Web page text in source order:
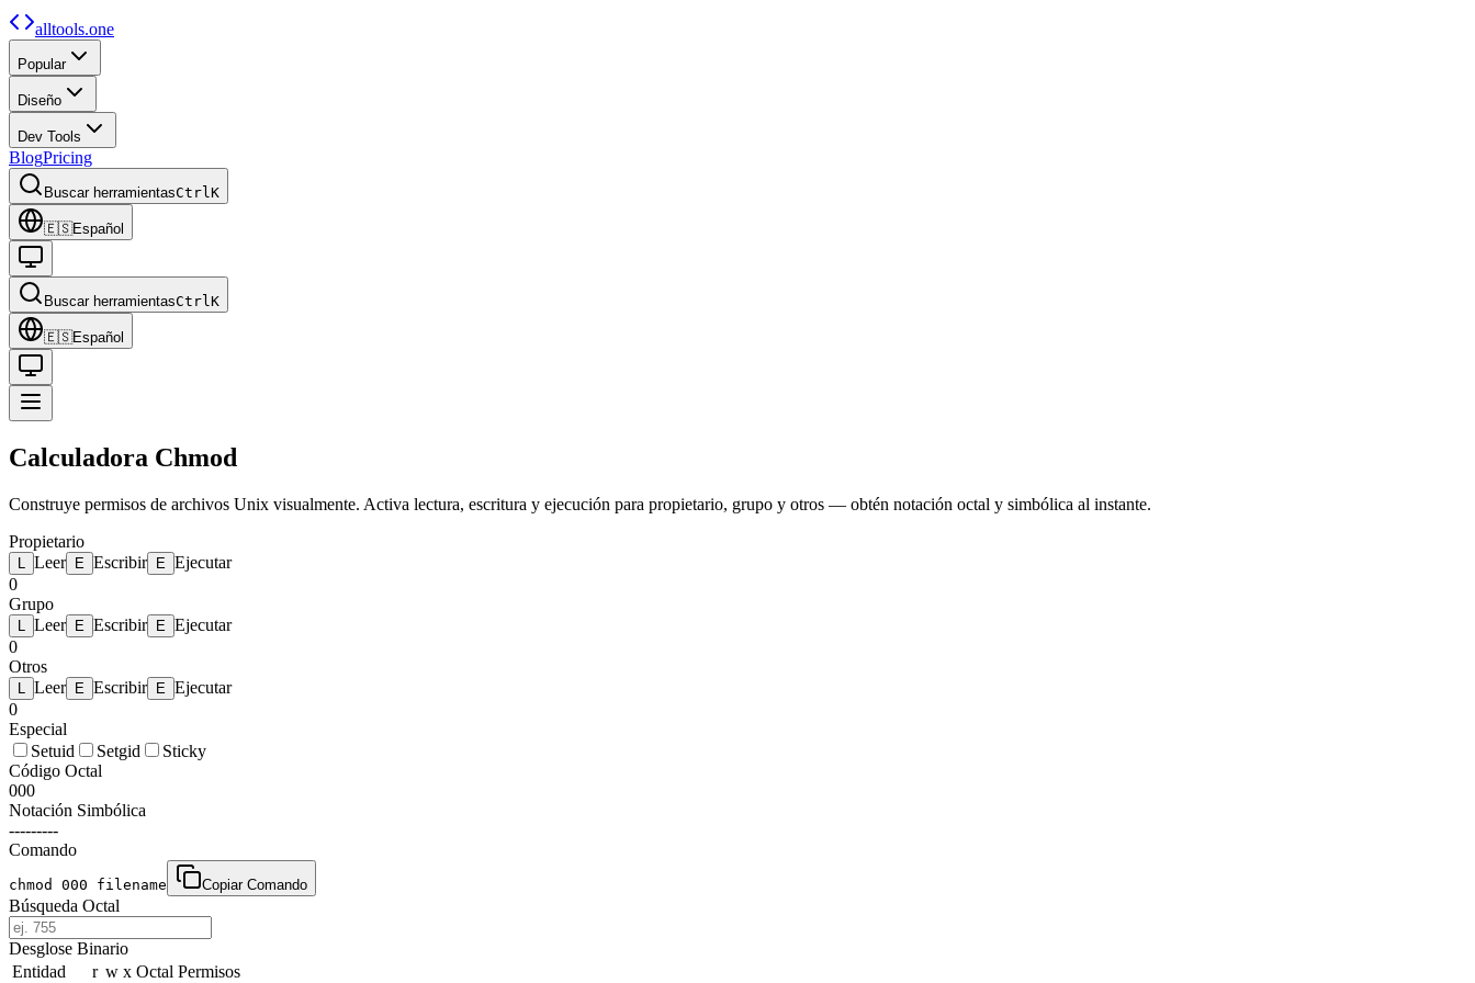
alltools.one
Popular
Diseño
Dev Tools
BlogPricing
Buscar herramientasCtrlK
🇪🇸Español
Buscar herramientasCtrlK
🇪🇸Español
Calculadora Chmod
Construye permisos de archivos Unix visualmente. Activa lectura, escritura y ejecución para propietario, grupo y otros — obtén notación octal y simbólica al instante.
Propietario
Leer E Escribir E Ejecutar
0
Grupo
Leer E Escribir E Ejecutar
0
Otros
Leer E Escribir E Ejecutar
0
Especial
Setuid
Setgid
Sticky
Código Octal
000
Notación Simbólica
---------
Comando
chmod 000 filename Copiar Comando
Búsqueda Octal
Desglose Binario
Entidad
r w x Octal Permisos